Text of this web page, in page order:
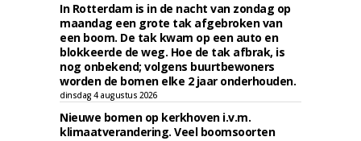
In Rotterdam is in de nacht van zondag op
maandag een grote tak afgebroken van
een boom. De tak kwam op een auto en
blokkeerde de weg. Hoe de tak afbrak, is
nog onbekend; volgens buurtbewoners
worden de bomen elke 2 jaar onderhouden.
dinsdag 4 augustus 2026
Nieuwe bomen op kerkhoven i.v.m.
klimaatverandering. Veel boomsoorten